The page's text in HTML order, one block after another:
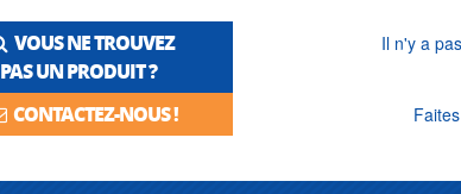
VOUS NE TROUVEZ
PAS UN PRODUIT ?
CONTACTEZ-NOUS !
Il n'y a